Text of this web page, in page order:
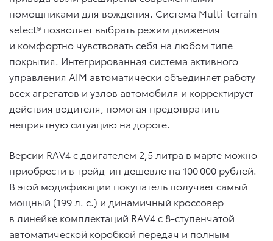
помощниками для вождения. Система Multi-terrain
select® позволяет выбрать режим движения
и комфортно чувствовать себя на любом типе
покрытия. Интегрированная система активного
управления AIM автоматически объединяет работу
всех агрегатов и узлов автомобиля и корректирует
действия водителя, помогая предотвратить
неприятную ситуацию на дороге.
Версии RAV4 с двигателем 2,5 литра в марте можно
приобрести в трейд-ин дешевле на 100 000 рублей.
В этой модификации покупатель получает самый
мощный (199 л. с.) и динамичный кроссовер
в линейке комплектаций RAV4 с 8-ступенчатой
автоматической коробкой передач и полным